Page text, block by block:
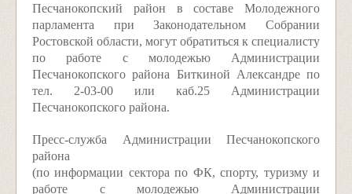
Песчанокопский район в составе Молодежного
парламента при Законодательном Собрании
Ростовской области, могут обратиться к специалисту
по работе с молодежью Администрации
Песчанокопского района Биткиной Александре по
тел. 2-03-00 или каб.25 Администрации
Песчанокопского района.
Пресс-служба Администрации Песчанокопского
района
(по информации сектора по ФК, спорту, туризму и
работе с молодежью Администрации